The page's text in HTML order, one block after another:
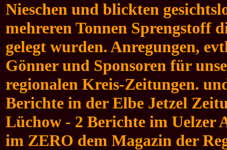
Nieschen und blickten
mehreren Tonnen Sprengstoff
gelegt wurden. Anregungen,
Gönner und Sponsoren für
regionalen Kreis-Zeitungen.
Berichte in der Elbe Jetzel
Lüchow - 2 Berichte im Uelzer
im ZERO dem Magazin der